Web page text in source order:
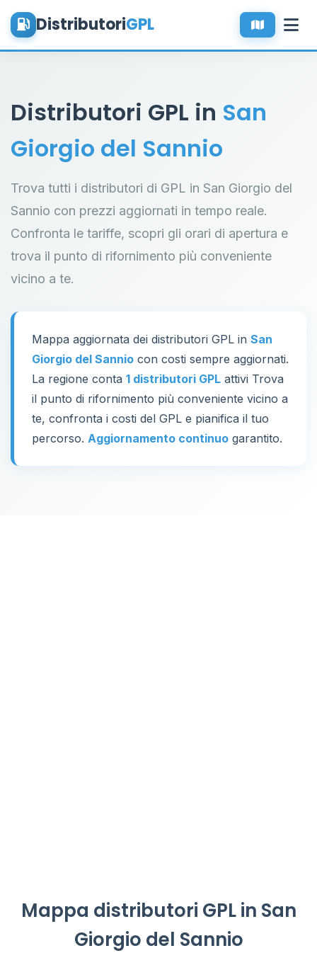
DistributoriGPL
Distributori GPL in San
Giorgio del Sannio
Trova tutti i distributori di GPL in San Giorgio del
Sannio con prezzi aggiornati in tempo reale.
Confronta le tariffe, scopri gli orari di apertura e
trova il punto di rifornimento più conveniente
vicino a te.
Mappa aggiornata dei distributori GPL in San
Giorgio del Sannio con costi sempre aggiornati.
La regione conta 1 distributori GPL attivi Trova
il punto di rifornimento più conveniente vicino a
te, confronta i costi del GPL e pianifica il tuo
percorso. Aggiornamento continuo garantito.
Mappa distributori GPL in San
Giorgio del Sannio